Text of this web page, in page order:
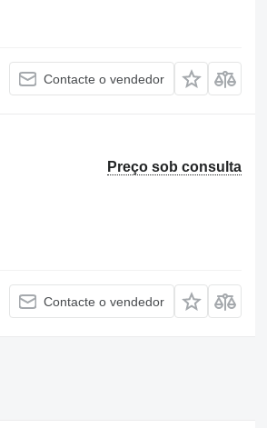
Contacte o vendedor
Preço sob consulta
Contacte o vendedor